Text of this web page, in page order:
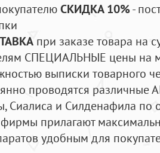
СКИДКА 10%-
при заказе товара на
СПЕЦИАЛЬНЫЕ цены на
выписки товарного
проводятся
Сиалиса и Силденафила по
прилагают
удобным для